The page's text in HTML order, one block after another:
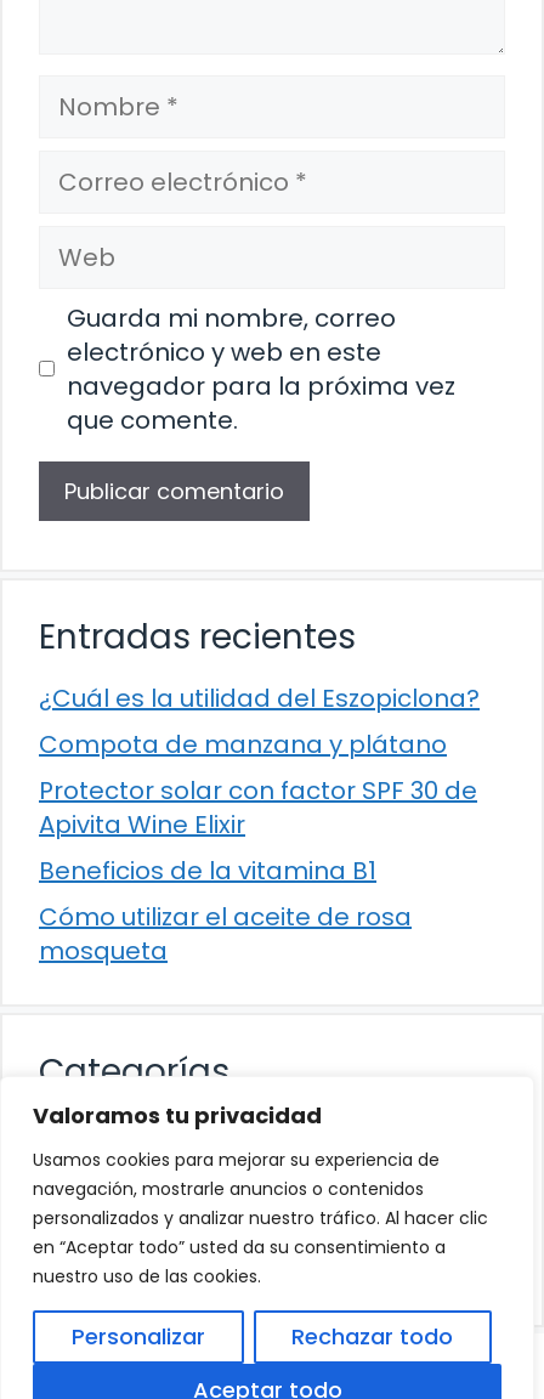
Valoramos tu privacidad
Usamos cookies para mejorar su experiencia de
navegación, mostrarle anuncios o contenidos
personalizados y analizar nuestro tráfico. Al hacer clic
en “Aceptar todo” usted da su consentimiento a
nuestro uso de las cookies.
Personalizar
Rechazar todo
Aceptar todo
Nombre
Correo
electrónico
Web
Guarda mi nombre, correo
electrónico y web en este
navegador para la próxima vez
que comente.
Entradas recientes
¿Cuál es la utilidad del Eszopiclona?
Compota de manzana y plátano
Protector solar con factor SPF 30 de
Apivita Wine Elixir
Beneficios de la vitamina B1
Cómo utilizar el aceite de rosa
mosqueta
Categorías
Alimentación
Destacados
Hogar
Salud
Política de Privacidad Aviso Legal|